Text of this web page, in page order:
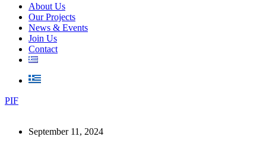
About Us
Our Projects
News & Events
Join Us
Contact
PIF
September 11, 2024